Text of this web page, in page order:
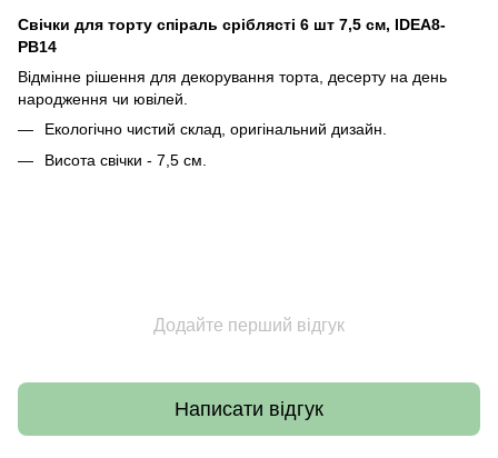
Свічки для торту спіраль сріблясті 6 шт 7,5 см, IDEA8-
PB14
Відмінне рішення для декорування торта, десерту на день
народження чи ювілей.
Екологічно чистий склад, оригінальний дизайн.
Висота свічки - 7,5 см.
Додайте перший відгук
Написати відгук